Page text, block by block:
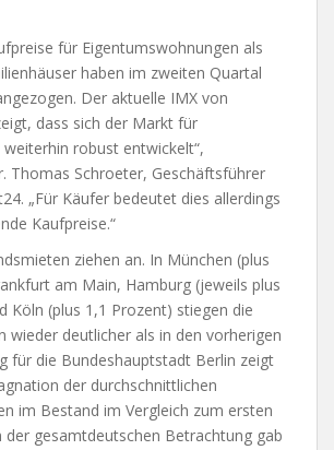
für Eigentumswohnungen als
haben im zweiten Quartal
Der aktuelle IMX von
dass sich der Markt für
robust entwickelt“,
Thomas Schroeter, Geschäftsführer
„Für Käufer bedeutet dies allerdings
Kaufpreise.“
ziehen an. In München (plus
am Main, Hamburg (jeweils plus
Köln (plus 1,1 Prozent) stiegen die
wieder deutlicher als in den vorherigen
für die Bundeshauptstadt Berlin zeigt
der durchschnittlichen
im Bestand im Vergleich zum ersten
der gesamtdeutschen Betrachtung gab